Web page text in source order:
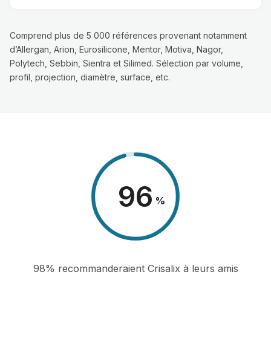
Comprend plus de 5 000 références provenant notamment
d’Allergan, Arion, Eurosilicone, Mentor, Motiva, Nagor,
Polytech, Sebbin, Sientra et Silimed. Sélection par volume,
profil, projection, diamètre, surface, etc.
98 %
98% recommanderaient Crisalix à leurs amis